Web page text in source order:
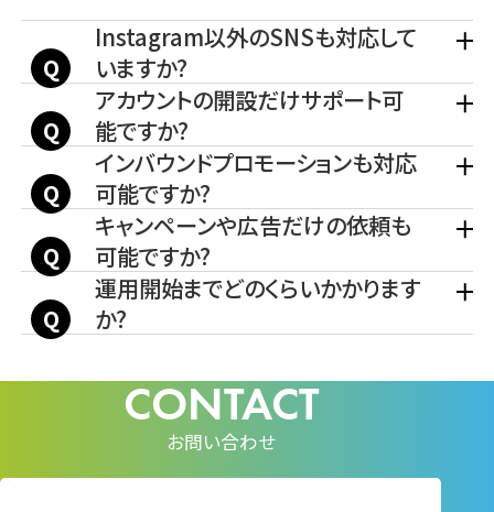
Instagram以外のSNSも対応して
いますか?
アカウントの開設だけサポート可
能ですか?
インバウンドプロモーションも対応
可能ですか?
キャンペーンや広告だけの依頼も
可能ですか?
運用開始までどのくらいかかります
か?
お問い合わせ